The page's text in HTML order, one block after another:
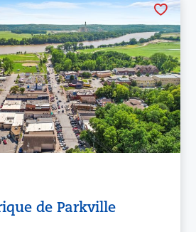
de Parkville